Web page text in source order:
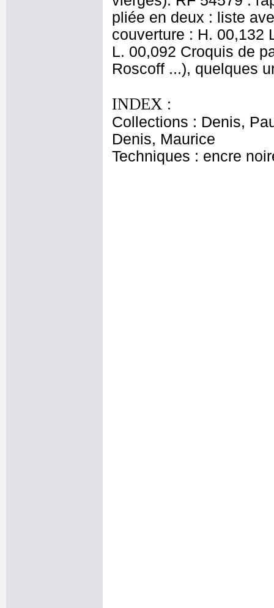
pliée en deux : liste
couverture : H. 00,132
L. 00,092 Croquis de
Roscoff ...), quelques
INDEX :
Collections : Denis,
Denis, Maurice
Techniques : encre